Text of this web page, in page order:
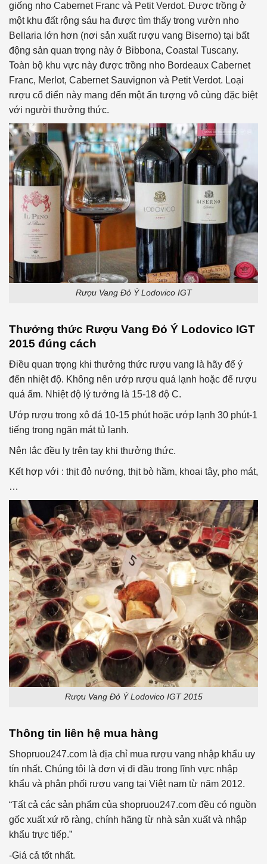
giống nho Cabernet Franc và Petit Verdot. Được trồng ở
một khu đất rộng sáu ha được tìm thấy trong vườn nho
Bellaria lớn hơn (nơi sản xuất rượu vang Biserno) tại bất
động sản quan trọng này ở Bibbona, Coastal Tuscany.
Toàn bộ khu vực này được trồng nho Bordeaux Cabernet
Franc, Merlot, Cabernet Sauvignon và Petit Verdot. Loại
rượu cổ điển này mang đến một ấn tượng vô cùng đặc biệt
với người thưởng thức.
Rượu Vang Đỏ Ý Lodovico IGT
Thưởng thức Rượu Vang Đỏ Ý Lodovico IGT
2015 đúng cách
Điều quan trọng khi thưởng thức rượu vang là hãy để ý
đến nhiệt độ. Không nên ướp rượu quá lạnh hoặc để rượu
quá ấm. Nhiệt độ lý tưởng là 15-18 độ C.
Ướp rượu trong xô đá 10-15 phút hoặc ướp lạnh 30 phút-1
tiếng trong ngăn mát tủ lạnh.
Nên lắc đều ly trên tay khi thưởng thức.
Kết hợp với : thịt đỏ nướng, thịt bò hầm, khoai tây, pho mát,
…
Rượu Vang Đỏ Ý Lodovico IGT 2015
Thông tin liên hệ mua hàng
Shopruou247.com là địa chỉ mua rượu vang nhập khẩu uy
tín nhất. Chúng tôi là đơn vị đi đầu trong lĩnh vực nhập
khẩu và phân phối rượu vang tại Việt nam từ năm 2012.
“Tất cả các sản phẩm của shopruou247.com đều có nguồn
gốc xuất xứ rõ ràng, chính hãng từ nhà sản xuất và nhập
khẩu trực tiếp.”
-Giá cả tốt nhất.